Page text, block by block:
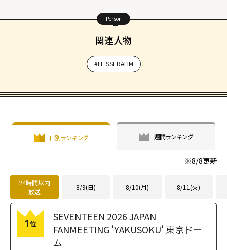
Person
関連人物
#LE SSERAFIM
日別ランキング 週間ランキング
※8/8更新
24時間以内
放送
8/9(日) 8/10(月) 8/11(火)
1位
SEVENTEEN 2026 JAPAN
FANMEETING 'YAKUSOKU' 東京ドー
ム